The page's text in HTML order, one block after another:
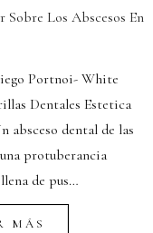
Sobre Los Abscesos En
Portnoi- White
Dentales Estetica
absceso dental de las
protuberancia
de pus…
MÁS